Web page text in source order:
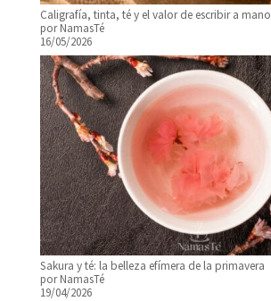
Caligrafía, tinta, té y el valor de escribir a mano
por NamasTé
16/05/2026
Sakura y té: la belleza efímera de la primavera
por NamasTé
19/04/2026